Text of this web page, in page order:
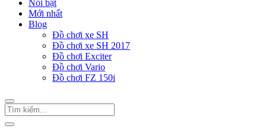
Nổi bật
Mới nhất
Blog
Đồ chơi xe SH
Đồ chơi xe SH 2017
Đồ chơi Exciter
Đồ chơi Vario
Đồ chơi FZ 150i